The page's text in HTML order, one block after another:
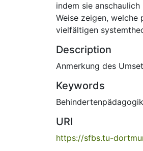
indem sie
Weise zeigen, welche
vielfältigen
Description
Anmerkung des
Keywords
Behindertenpädagogik
URI
https://sfbs.tu-